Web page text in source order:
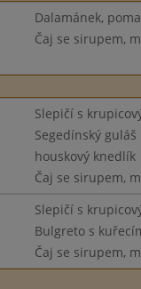
Dalamánek,
Čaj se sirupem,
Slepičí s
Segedínský guláš
houskový knedlík
Čaj se sirupem,
Slepičí s
Bulgreto s
Čaj se sirupem,